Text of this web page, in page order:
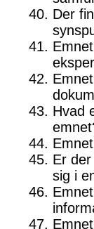
Der
Hvad
Er
sig i